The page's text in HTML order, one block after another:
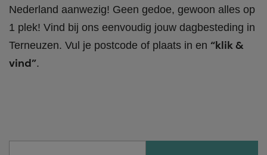
Nederland aanwezig! Geen gedoe, gewoon alles op
1 plek! Vind bij ons eenvoudig jouw dagbesteding in
Terneuzen. Vul je postcode of plaats in en “klik &
vind”.